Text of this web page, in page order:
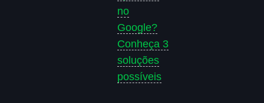
no
Google?
Conheça 3
soluções
possíveis